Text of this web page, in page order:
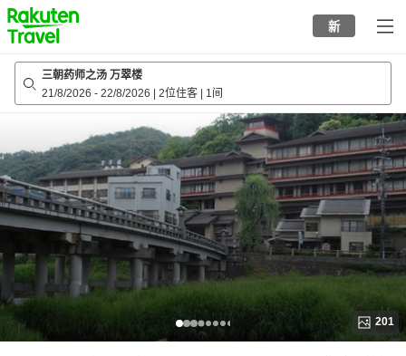
to
top
page
新
三朝药师之汤 万翠楼
21/8/2026 - 22/8/2026 2位住客 1间
201